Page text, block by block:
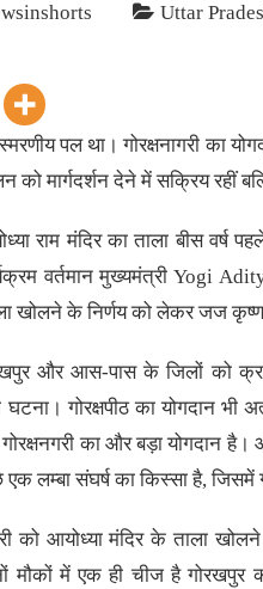
Uttar
पल था। गोरक्षनागरी का
मार्गदर्शन देने में सक्रिय रहीं
राम मंदिर का ताला बीस वर्ष
वर्तमान मुख्यमंत्री Yogi
खोलने के निर्णय को लेकर जज कृष्ण
और आस-पास के जिलों को
घटना। गोरक्षपीठ का योगदान
का और बड़ा योगदान
लम्बा संघर्ष का किस्सा है, जिसमें
आयोध्या मंदिर के ताला
मौकों में एक ही चीज है